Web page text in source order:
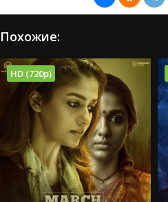
Похожие:
HD (720p)